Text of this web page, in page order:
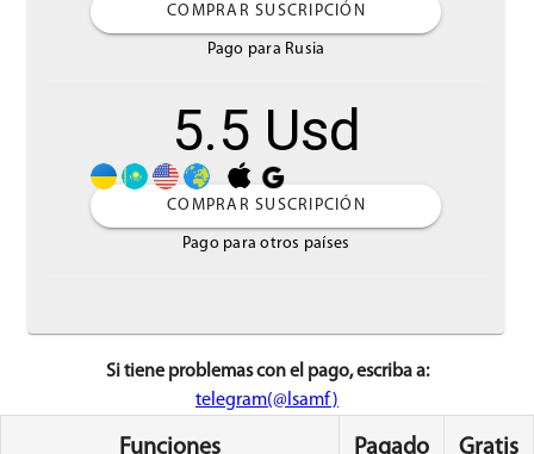
COMPRAR SUSCRIPCIÓN
Pago para Rusia
5.5 Usd
COMPRAR SUSCRIPCIÓN
Pago para otros países
Si tiene problemas con el pago, escriba a:
telegram(@lsamf)
Funciones Pagado Gratis